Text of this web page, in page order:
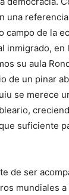
una
campo de la
inmigrado,
su aula
de un pinar
se merece
suficiente
de ser
mundiales